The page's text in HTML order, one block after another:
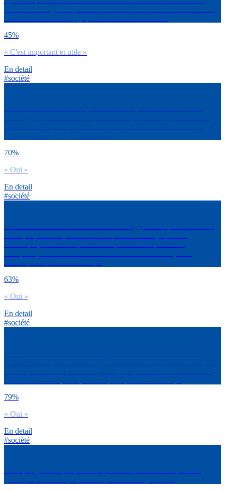
45%
« C'est important et utile »
En detail
#société
70%
« Oui »
En detail
#société
63%
« Oui »
En detail
#société
79%
« Oui »
En detail
#société